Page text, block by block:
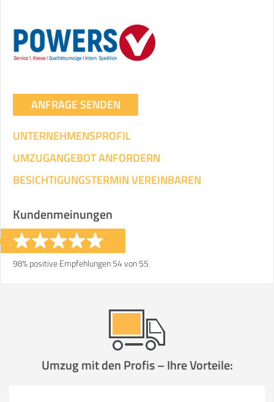
ANFRAGE SENDEN
UNTERNEHMENSPROFIL
UMZUGANGEBOT ANFORDERN
BESICHTIGUNGSTERMIN VEREINBAREN
Kundenmeinungen
98% positive Empfehlungen 54 von 55
Umzug mit den Profis – Ihre Vorteile: